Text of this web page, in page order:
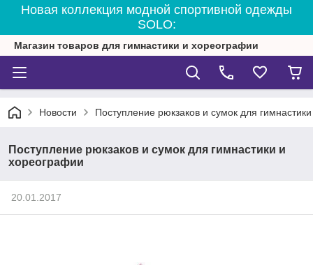
Новая коллекция модной спортивной одежды
SOLO:
Магазин товаров для гимнастики и хореографии
Новости Поступление рюкзаков и сумок для
Поступление рюкзаков и сумок для гимнастики и
хореографии
20.01.2017